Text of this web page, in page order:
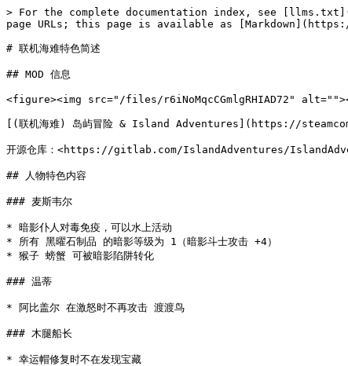
> For the complete documentation index, see
page URLs; this page is available as
# 联机海难特色简述
## MOD 信息
<figure><img src="/files/r6iNoMqcCGmlgRHIAD72"
[(联机海难) 岛屿冒险 & Island Adventures](https://
开源仓库：<https://gitlab.com/IslandAdventures/
## 人物特色内容
### 麦斯韦尔
* 暗影仆人对毒免疫，可以水上活动
* 所有 黑曜石制品 的暗影等级为 1（暗影斗士攻击 +4）
* 猴子 螃蟹 可被暗影陷阱转化
### 温蒂
* 阿比盖尔 在激怒时不再攻击 渡渡鸟
### 木腿船长
* 幸运帽修复时不在发现宝藏